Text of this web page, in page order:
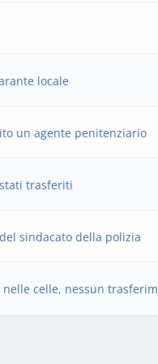
locale
un agente penitenziario
trasferiti
sindacato della polizia
celle, nessun trasferim